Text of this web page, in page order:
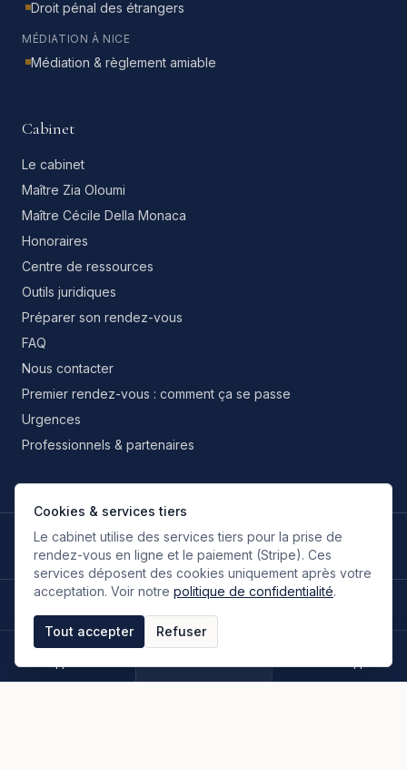
Cookies & services tiers
Le cabinet utilise des services tiers pour la prise de
rendez-vous en ligne et le paiement (Stripe). Ces
services déposent des cookies uniquement après votre
acceptation. Voir notre politique de confidentialité.
Tout accepter Refuser
Droit pénal des étrangers
MÉDIATION À NICE
Médiation & règlement amiable
Cabinet
Le cabinet
Maître Zia Oloumi
Maître Cécile Della Monaca
Honoraires
Centre de ressources
Outils juridiques
Préparer son rendez-vous
FAQ
Nous contacter
Premier rendez-vous : comment ça se passe
Urgences
Professionnels & partenaires
LANGUES DE TRAVAIL
🇫🇷
Français
FR🇬🇧
Anglais
EN🇮🇹
ItalienIT🇪🇸
Espagnol
ES 🇷🇺
RusseRU🇮🇷
Persan
FA
Site conçu sur une idée originale de zIA digital.
Mentions légalesCGU & CGVPolitique de confidentialité
Espace clientsPaiement en lignePlan du site
Appeler Rendez-vous WhatsApp